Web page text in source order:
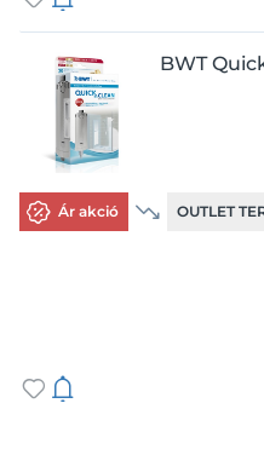
BWT
Ár akció OUTLET